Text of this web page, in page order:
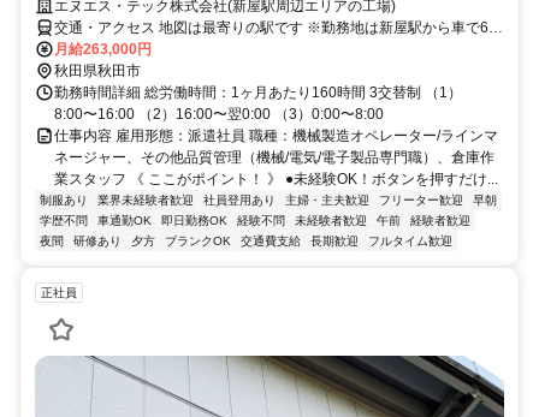
エヌエス・テック株式会社(新屋駅周辺エリアの工場)
交通・アクセス 地図は最寄りの駅です ※勤務地は新屋駅から車で6分
圏内 ※車通勤OK
月給263,000円
秋田県秋田市
勤務時間詳細 総労働時間：1ヶ月あたり160時間 3交替制 （1）
8:00〜16:00 （2）16:00〜翌0:00 （3）0:00〜8:00
仕事内容 雇用形態：派遣社員 職種：機械製造オペレーター/ラインマ
ネージャー、その他品質管理（機械/電気/電子製品専門職）、倉庫作
業スタッフ 《 ここがポイント！ 》 ●未経験OK！ボタンを押すだけ...
制服あり 業界未経験者歓迎 社員登用あり 主婦・主夫歓迎 フリーター歓迎
早朝
学歴不問
車通勤OK 即日勤務OK 経験不問 未経験者歓迎 午前
経験者歓迎
夜間
研修あり 夕方 ブランクOK 交通費支給 長期歓迎 フルタイム歓迎
正社員